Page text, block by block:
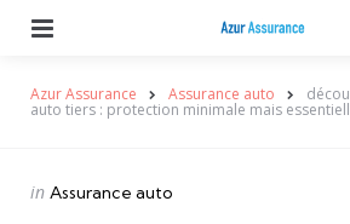
Azur Assurance Assurance auto
auto tiers : protection minimale mais
Categories
Posted
in Assurance auto